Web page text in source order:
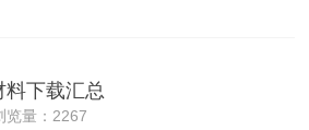
料下载汇总
量：2267